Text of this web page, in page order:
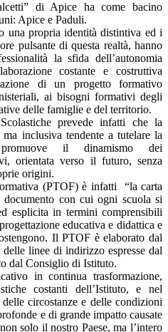
di Apice ha come bacino
Apice e Paduli.
una propria identità distintiva ed i
pulsante di questa realtà, hanno
la sfida dell’autonomia
costante e costruttiva
di un progetto formativo
ai bisogni formativi degli
delle famiglie e del territorio.
prevede infatti che la
inclusiva tendente a tutelare la
il dinamismo dei
orientata verso il futuro, senza
origini.
(PTOF) è infatti “la carta
con cui ogni scuola si
esplicita in termini comprensibili
educativa e didattica e
Il PTOF è elaborato dal
linee di indirizzo espresse dal
dal Consiglio di Istituto.
in continua trasformazione,
costanti dell’Istituto, e nel
circostanze e delle condizioni
e di grande impatto causate
solo il nostro Paese, ma l’intero